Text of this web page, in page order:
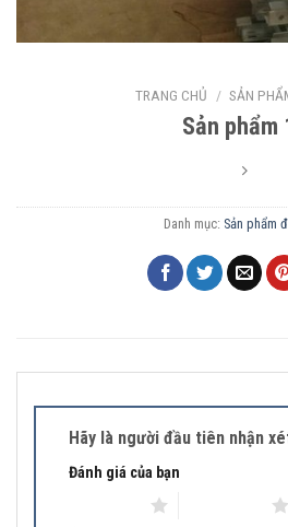
TRANG CHỦ / SẢN
Sản phẩm
Danh mục: Sản phẩm
Hãy là người đầu tiên nhận
Đánh giá của bạn